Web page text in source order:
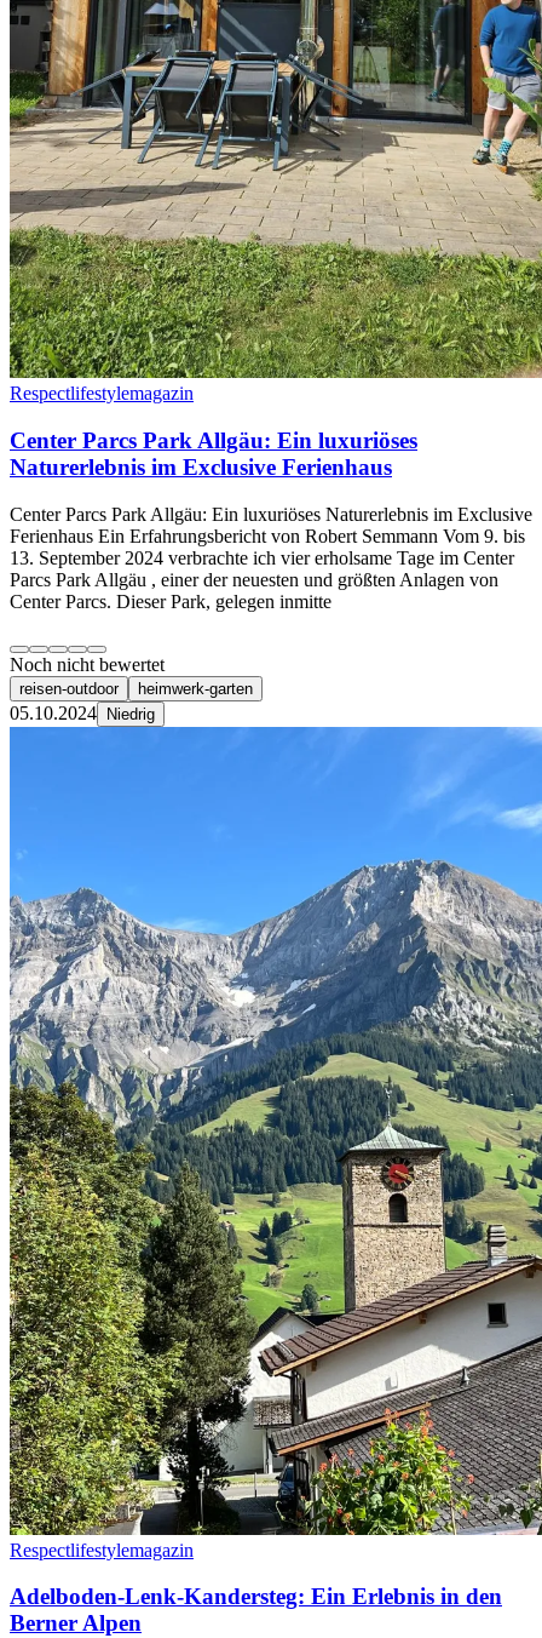
Respectlifestylemagazin
Center Parcs Park Allgäu: Ein luxuriöses
Naturerlebnis im Exclusive Ferienhaus
Center Parcs Park Allgäu: Ein luxuriöses Naturerlebnis im Exclusive
Ferienhaus Ein Erfahrungsbericht von Robert Semmann Vom 9. bis
13. September 2024 verbrachte ich vier erholsame Tage im Center
Parcs Park Allgäu , einer der neuesten und größten Anlagen von
Center Parcs. Dieser Park, gelegen inmitte
Noch nicht bewertet
reisen-outdoor heimwerk-garten
05.10.2024 Niedrig
Respectlifestylemagazin
Adelboden-Lenk-Kandersteg: Ein Erlebnis in den
Berner Alpen